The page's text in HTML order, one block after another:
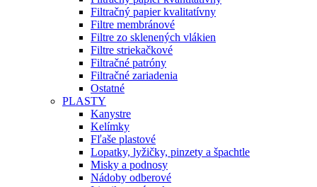
Filtračný papier kvalitatívny
Filtre membránové
Filtre zo sklenených vlákien
Filtre striekačkové
Filtračné patróny
Filtračné zariadenia
Ostatné
PLASTY
Kanystre
Kelímky
Fľaše plastové
Lopatky, lyžičky, pinzety a špachtle
Misky a podnosy
Nádoby odberové